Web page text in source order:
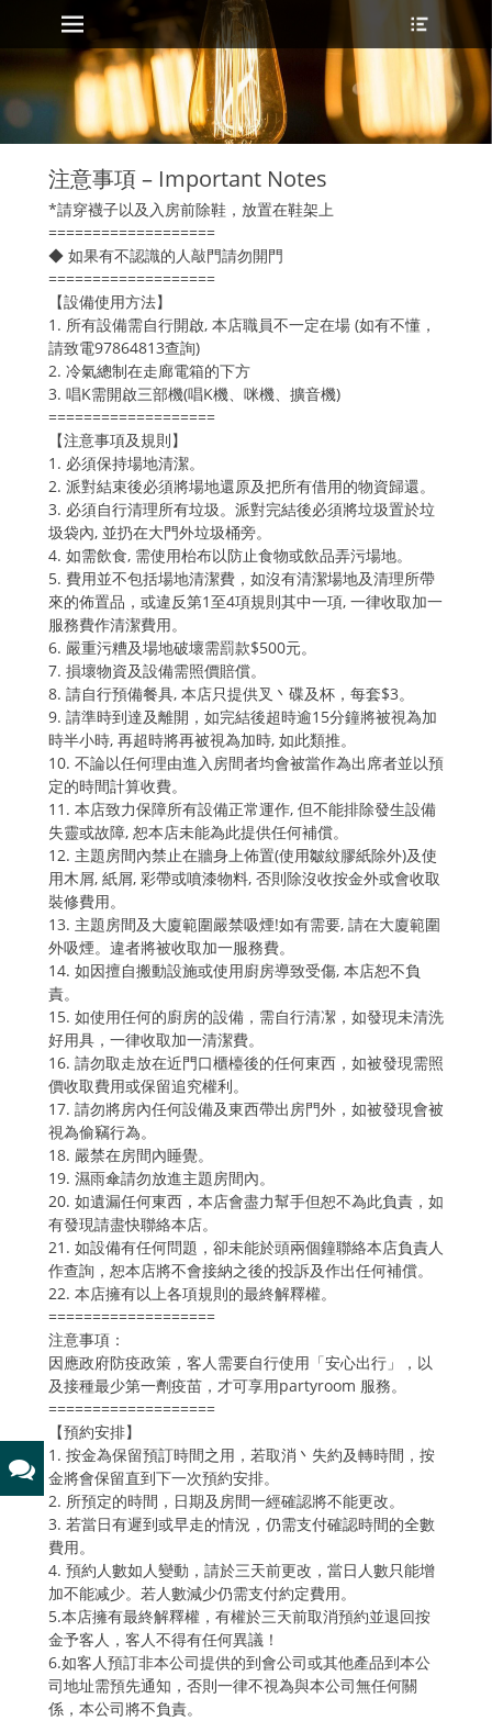
Primary Menu
Skip
to
content
注意事項 – Important Notes
*請穿襪子以及入房前除鞋，放置在鞋架上
===================
◆ 如果有不認識的人敲門請勿開門
===================
【設備使用方法】
1. 所有設備需自行開啟, 本店職員不一定在場 (如有不懂，
請致電97864813查詢)
2. 冷氣總制在走廊電箱的下方
3. 唱K需開啟三部機(唱K機、咪機、擴音機)
===================
【注意事項及規則】
1. 必須保持場地清潔。
2. 派對結束後必須將場地還原及把所有借用的物資歸還。
3. 必須自行清理所有垃圾。派對完結後必須將垃圾置於垃
圾袋內, 並扔在大門外垃圾桶旁。
4. 如需飲食, 需使用枱布以防止食物或飲品弄污場地。
5. 費用並不包括場地清潔費，如沒有清潔場地及清理所帶
來的佈置品，或違反第1至4項規則其中一項, 一律收取加一
服務費作清潔費用。
6. 嚴重污糟及場地破壞需罰款$500元。
7. 損壞物資及設備需照價賠償。
8. 請自行預備餐具, 本店只提供叉丶碟及杯，每套$3。
9. 請準時到達及離開，如完結後超時逾15分鐘將被視為加
時半小時, 再超時將再被視為加時, 如此類推。
10. 不論以任何理由進入房間者均會被當作為出席者並以預
定的時間計算收費。
11. 本店致力保障所有設備正常運作, 但不能排除發生設備
失靈或故障, 恕本店未能為此提供任何補償。
12. 主題房間內禁止在牆身上佈置(使用皺紋膠紙除外)及使
用木屑, 紙屑, 彩帶或噴漆物料, 否則除沒收按金外或會收取
裝修費用。
13. 主題房間及大廈範圍嚴禁吸煙!如有需要, 請在大廈範圍
外吸煙。違者將被收取加一服務費。
14. 如因擅自搬動設施或使用廚房導致受傷, 本店恕不負
責。
15. 如使用任何的廚房的設備，需自行清㓗，如發現未清洗
好用具，一律收取加一清潔費。
16. 請勿取走放在近門口櫃檯後的任何東西，如被發現需照
價收取費用或保留追究權利。
17. 請勿將房內任何設備及東西帶出房門外，如被發現會被
視為偷竊行為。
18. 嚴禁在房間內睡覺。
19. 濕雨傘請勿放進主題房間內。
20. 如遺漏任何東西，本店會盡力幫手但恕不為此負責，如
有發現請盡快聯絡本店。
21. 如設備有任何問題，卻未能於頭兩個鐘聯絡本店負責人
作查詢，恕本店將不會接納之後的投訴及作出任何補償。
22. 本店擁有以上各項規則的最終解釋權。
===================
注意事項：
因應政府防疫政策，客人需要自行使用「安心出行」，以
及接種最少第一劑疫苗，才可享用partyroom 服務。
===================
【預約安排】
1. 按金為保留預訂時間之用，若取消丶失約及轉時間，按
金將會保留直到下一次預約安排。
2. 所預定的時間，日期及房間一經確認將不能更改。
3. 若當日有遲到或早走的情況，仍需支付確認時間的全數
費用。
4. 預約人數如人變動，請於三天前更改，當日人數只能增
加不能减少。若人數減少仍需支付約定費用。
5.本店擁有最終解釋權，有權於三天前取消預約並退回按
金予客人，客人不得有任何異議！
6.如客人預訂非本公司提供的到會公司或其他產品到本公
司地址需預先通知，否則一律不視為與本公司無任何關
係，本公司將不負責。